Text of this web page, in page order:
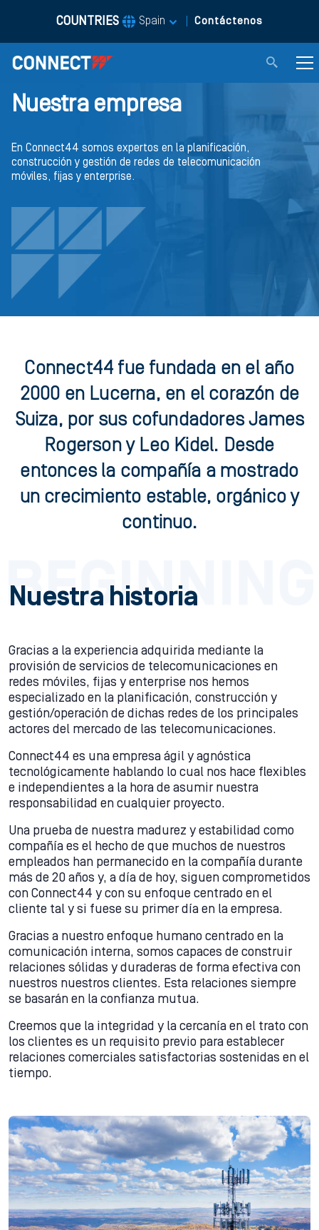
COUNTRIES Spain Contáctenos
Nuestra empresa
En Connect44 somos expertos en la planificación,
construcción y gestión de redes de telecomunicación
móviles, fijas y enterprise.
Connect44 fue fundada en el año
2000 en Lucerna, en el corazón de
Suiza, por sus cofundadores James
Rogerson y Leo Kidel. Desde
entonces la compañía a mostrado
un crecimiento estable, orgánico y
continuo.
Nuestra historia
Gracias a la experiencia adquirida mediante la
provisión de servicios de telecomunicaciones en
redes móviles, fijas y enterprise nos hemos
especializado en la planificación, construcción y
gestión/operación de dichas redes de los principales
actores del mercado de las telecomunicaciones.
Connect44 es una empresa ágil y agnóstica
tecnológicamente hablando lo cual nos hace flexibles
e independientes a la hora de asumir nuestra
responsabilidad en cualquier proyecto.
Una prueba de nuestra madurez y estabilidad como
compañía es el hecho de que muchos de nuestros
empleados han permanecido en la compañía durante
más de 20 años y, a día de hoy, siguen comprometidos
con Connect44 y con su enfoque centrado en el
cliente tal y si fuese su primer día en la empresa.
Gracias a nuestro enfoque humano centrado en la
comunicación interna, somos capaces de construir
relaciones sólidas y duraderas de forma efectiva con
nuestros nuestros clientes. Esta relaciones siempre
se basarán en la confianza mutua.
Creemos que la integridad y la cercanía en el trato con
los clientes es un requisito previo para establecer
relaciones comerciales satisfactorias sostenidas en el
tiempo.